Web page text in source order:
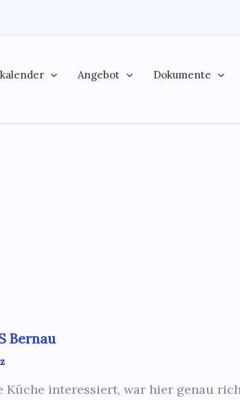
Angebot Dokumente
Bernau
Küche interessiert, war hier genau